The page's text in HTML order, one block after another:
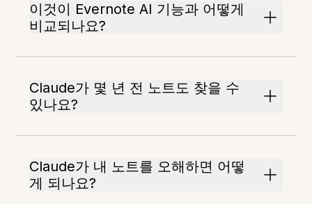
이것이 Evernote AI 기능과 어떻게
비교되나요?
Claude가 몇 년 전 노트도 찾을 수
있나요?
Claude가 내 노트를 오해하면 어떻
게 되나요?